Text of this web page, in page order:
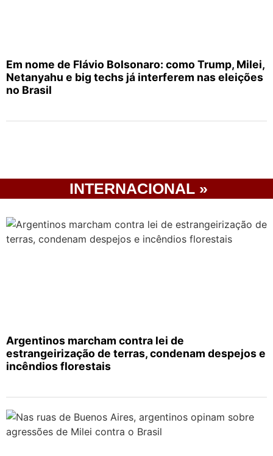
Em nome de Flávio Bolsonaro: como Trump, Milei,
Netanyahu e big techs já interferem nas eleições
no Brasil
INTERNACIONAL »
Argentinos marcham contra lei de
estrangeirização de terras, condenam despejos e
incêndios florestais